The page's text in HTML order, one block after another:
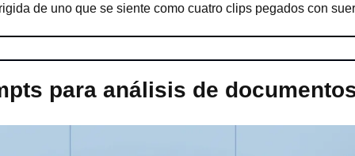
de uno que se siente como cuatro clips pegados con
para análisis de